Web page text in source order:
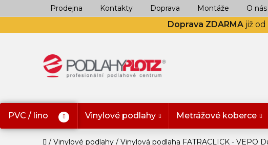
na
Doprava ZDARMA již od
Prodejna Kontakty Doprava Montáže O nás
PVC / lino Vinylové podlahy Metrážové koberce
Domů
Vinylové podlahy Vinylová podlaha FATRACLICK - VEPO